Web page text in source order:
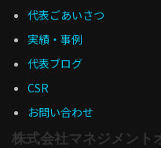
代表ごあいさつ
実績・事例
代表ブログ
CSR
お問い合わせ
株式会社マネジメント